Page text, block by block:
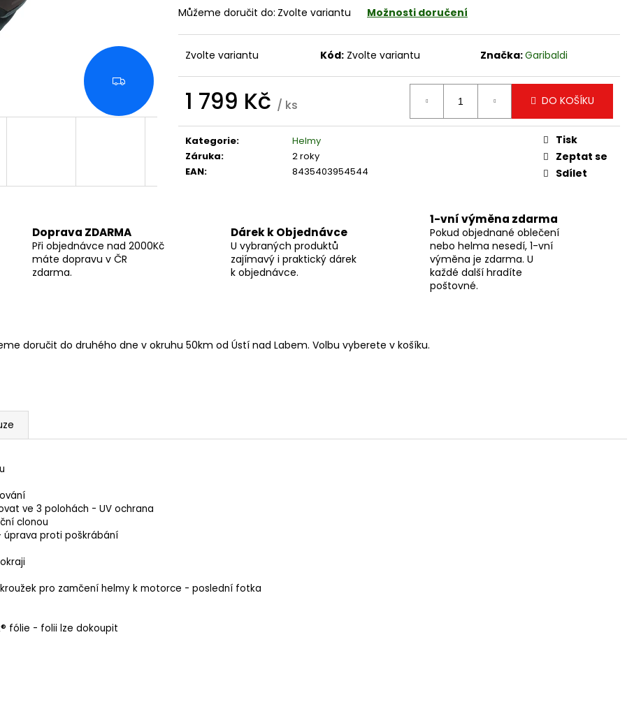
Můžeme doručit do: Zvolte variantu Možnosti doručení
Zvolte variantu Kód: Zvolte variantu Značka:Garibaldi
1 799 Kč / ks
cena:
DO KOŠÍKU
Kategorie:
Helmy
Záruka:
2 roky
EAN: 8435403954544
Tisk
Zeptat se
Sdílet
Z
R
Doprava ZDARMA
Při objednávce nad 2000Kč
máte dopravu v ČR
zdarma.
Dárek k Objednávce
U vybraných produktů
zajímavý i praktický dárek
k objednávce.
1-vní výměna zdarma
Pokud objednané oblečení
nebo helma nesedí, 1-vní
výměna je zdarma. U
každé další hradíte
poštovné.
doručit do druhého dne v okruhu 50km od Ústí nad Labem. Volbu vyberete v košíku.
ve 3 polohách - UV ochrana
clonou
úprava proti poškrábání
pro zamčení helmy k motorce - poslední fotka
fólie - folii lze dokoupit
ERBALDIMOTO
VODĚ ODOLNÉ
3 450 Kč